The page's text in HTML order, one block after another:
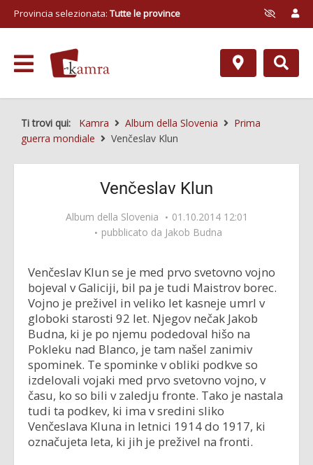
Provincia selezionata: Tutte le province
Ti trovi qui: Kamra Album della Slovenia
Prima
guerra mondiale
Venčeslav Klun
Venčeslav Klun
Album della Slovenia
01.10.2014 12:01
pubblicato da Jakob Budna
Venčeslav Klun se je med prvo svetovno vojno
bojeval v Galiciji, bil pa je tudi Maistrov borec.
Vojno je preživel in veliko let kasneje umrl v
globoki starosti 92 let. Njegov nečak Jakob
Budna, ki je po njemu podedoval hišo na
Pokleku nad Blanco, je tam našel zanimiv
spominek. Te spominke v obliki podkve so
izdelovali vojaki med prvo svetovno vojno, v
času, ko so bili v zaledju fronte. Tako je nastala
tudi ta podkev, ki ima v sredini sliko
Venčeslava Kluna in letnici 1914 do 1917, ki
označujeta leta, ki jih je preživel na fronti.